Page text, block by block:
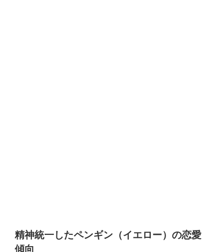
精神統一したペンギン（イエロー）の恋愛
傾向